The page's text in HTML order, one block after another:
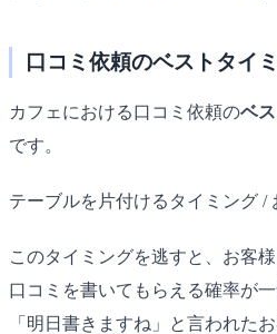
口コミ依頼のベストタイ
カフェにおける口コミ依頼のベ
です。
テーブルを片付けるタイミング /
このタイミングを逃すと、お客
口コミを書いてもらえる確率が一
「明日書きますね」と言われた